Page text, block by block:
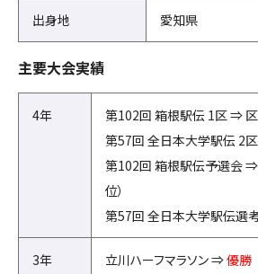
出身地 愛知県
主要大会実績
4年
第102回 箱根駅伝 1区 ⇒
第57回 全日本大学駅伝 2
第102回 箱根駅伝予選会 ⇒
位）
第57回 全日本大学駅伝選
3年 立川ハーフマラソン ⇒優勝